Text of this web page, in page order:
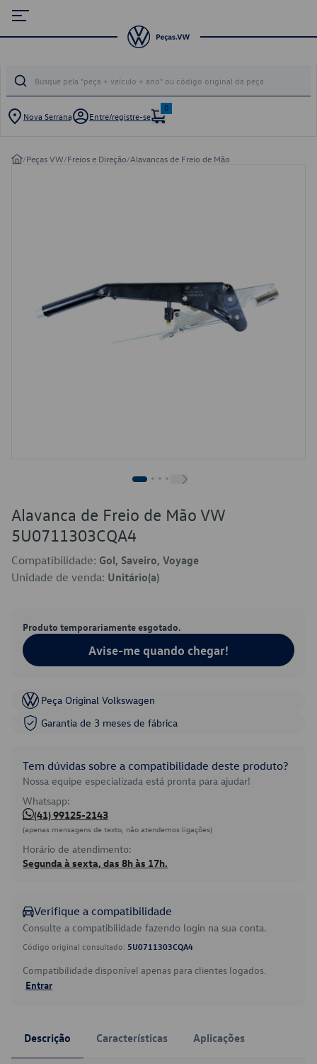
Nova Serrana Entre/registre-se
0
/Peças VW/Freios e Direção/Alavancas de Freio de Mão
Alavanca de Freio de Mão VW
5U0711303CQA4
Compatibilidade: Gol, Saveiro, Voyage
Unidade de venda: Unitário(a)
Produto temporariamente esgotado.
Avise-me quando chegar!
Peça Original Volkswagen
Garantia de 3 meses de fábrica
Tem dúvidas sobre a compatibilidade deste produto?
Nossa equipe especializada está pronta para ajudar!
Whatsapp:
(41) 99125-2143
(apenas mensagens de texto, não atendemos ligações)
Horário de atendimento:
Segunda à sexta, das 8h às 17h.
Verifique a compatibilidade
Consulte a compatibilidade fazendo login na sua conta.
Código original consultado: 5U0711303CQA4
Compatibilidade disponível apenas para clientes logados.
Entrar
Descrição Características Aplicações